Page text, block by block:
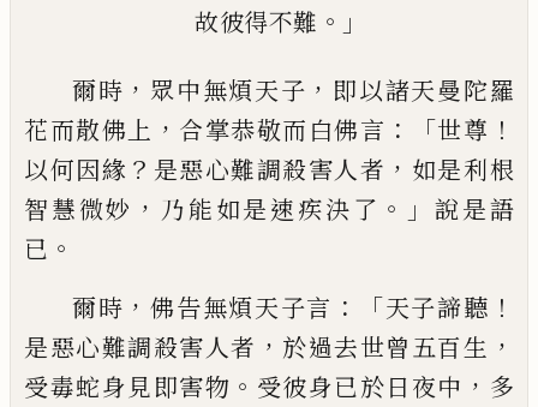
故彼得不難 。」
爾時 ， 眾中無煩天子 ， 即以諸天曼陀羅
花而散佛上 ， 合掌恭敬而白佛言 ：「世尊 ！
以何因緣 ？ 是惡心難調殺害人者 ， 如是利根
智慧微妙 ， 乃能如是速疾決了 。」 說是語
已 。
爾時 ，佛告無煩天子言 ：「天子諦聽 ！
是惡心難調殺害人者 ， 於過去世曾五百生 ，
受毒蛇身見即害物 。 受彼身已於日夜中 ， 多